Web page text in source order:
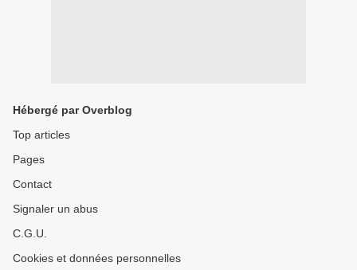
Hébergé par Overblog
Top articles
Pages
Contact
Signaler un abus
C.G.U.
Cookies et données personnelles